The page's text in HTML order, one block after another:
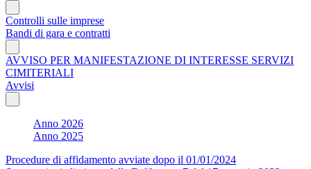
Controlli sulle imprese
Bandi di gara e contratti
AVVISO PER MANIFESTAZIONE DI INTERESSE SERVIZI
CIMITERIALI
Avvisi
Anno 2026
Anno 2025
Procedure di affidamento avviate dopo il 01/01/2024